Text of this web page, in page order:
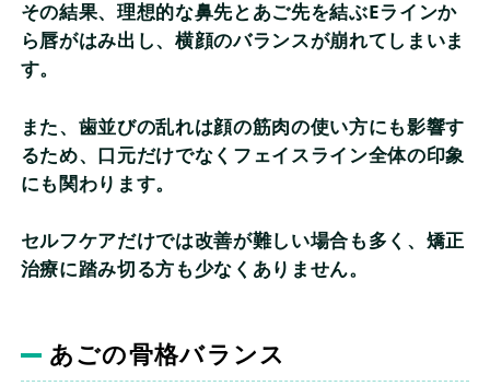
その結果、理想的な鼻先とあご先を結ぶEラインか
ら唇がはみ出し、横顔のバランスが崩れてしまいま
す。
また、歯並びの乱れは顔の筋肉の使い方にも影響す
るため、口元だけでなくフェイスライン全体の印象
にも関わります。
セルフケアだけでは改善が難しい場合も多く、矯正
治療に踏み切る方も少なくありません。
あごの骨格バランス